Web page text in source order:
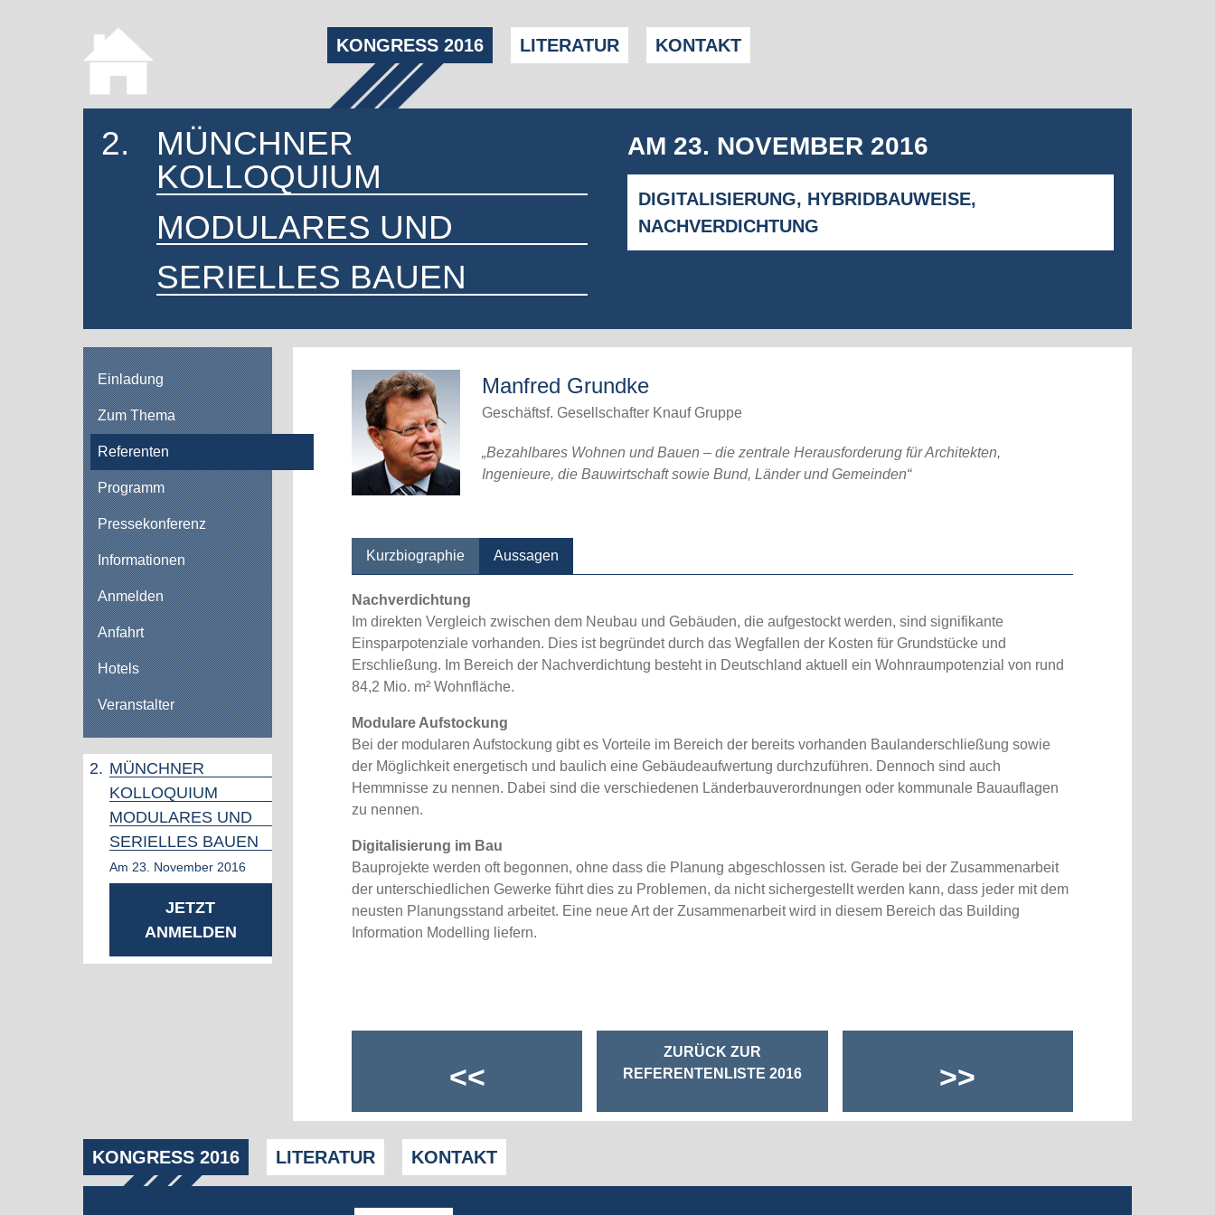
KONGRESS 2016 LITERATUR KONTAKT
2.
MÜNCHNER
KOLLOQUIUM
MODULARES UND
SERIELLES BAUEN
AM 23. NOVEMBER 2016
DIGITALISIERUNG, HYBRIDBAUWEISE,
NACHVERDICHTUNG
Einladung
Zum Thema
Referenten
Programm
Pressekonferenz
Informationen
Anmelden
Anfahrt
Hotels
Veranstalter
2. MÜNCHNER
KOLLOQUIUM
MODULARES UND
SERIELLES BAUEN
Am 23. November 2016
JETZT
ANMELDEN
Manfred Grundke
Geschäftsf. Gesellschafter Knauf Gruppe
„Bezahlbares Wohnen und Bauen – die zentrale Herausforderung für Architekten,
Ingenieure, die Bauwirtschaft sowie Bund, Länder und Gemeinden“
Kurzbiographie Aussagen
Nachverdichtung
Im direkten Vergleich zwischen dem Neubau und Gebäuden, die aufgestockt werden, sind signifikante
Einsparpotenziale vorhanden. Dies ist begründet durch das Wegfallen der Kosten für Grundstücke und
Erschließung. Im Bereich der Nachverdichtung besteht in Deutschland aktuell ein Wohnraumpotenzial von rund
84,2 Mio. m² Wohnfläche.
Modulare Aufstockung
Bei der modularen Aufstockung gibt es Vorteile im Bereich der bereits vorhanden Baulanderschließung sowie
der Möglichkeit energetisch und baulich eine Gebäudeaufwertung durchzuführen. Dennoch sind auch
Hemmnisse zu nennen. Dabei sind die verschiedenen Länderbauverordnungen oder kommunale Bauauflagen
zu nennen.
Digitalisierung im Bau
Bauprojekte werden oft begonnen, ohne dass die Planung abgeschlossen ist. Gerade bei der Zusammenarbeit
der unterschiedlichen Gewerke führt dies zu Problemen, da nicht sichergestellt werden kann, dass jeder mit dem
neusten Planungsstand arbeitet. Eine neue Art der Zusammenarbeit wird in diesem Bereich das Building
Information Modelling liefern.
<<
ZURÜCK ZUR
REFERENTENLISTE 2016
>>
KONGRESS 2016 LITERATUR KONTAKT